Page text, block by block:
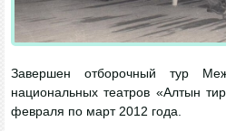
Завершен отборочный тур
национальных театров «Алтын
февраля по март 2012 года.